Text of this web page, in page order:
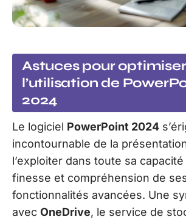
Astuces pour optimiser
l’utilisation de
2024
Le logiciel PowerPoint 2024
incontournable de la
l’exploiter dans toute sa
finesse et compréhension de
fonctionnalités avancées. Une
avec OneDrive, le service de